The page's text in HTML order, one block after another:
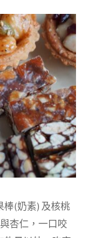
棒(奶素) 及核桃
杏仁，一口咬